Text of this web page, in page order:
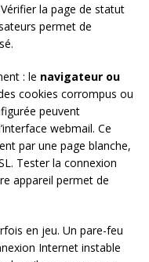
la page de statut
permet de
: le navigateur ou
cookies corrompus ou
peuvent
webmail. Ce
par une page blanche,
Tester la connexion
appareil permet de
en jeu. Un pare-feu
Internet instable